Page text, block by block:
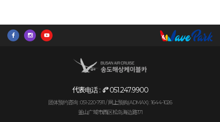
代表电话 : 051.247.9900
团体预约咨询 : 051-220-7911 / 网上预购(ADMAX) : 1644-1026
釜山广域市西区松岛海边路171